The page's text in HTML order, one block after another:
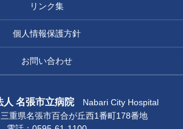
リンク集
個人情報保護方針
お問い合わせ
人 名張市立病院Nabari City Hospital
重県名張市百合が丘西1番町178番地